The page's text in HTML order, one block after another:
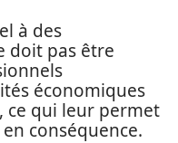
à des
doit pas être
économiques
ce qui leur permet
conséquence.